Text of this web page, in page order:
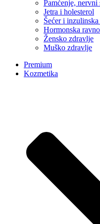
Pamćenje, nervni
Jetra i holesterol
Šećer i
Hormonska
Žensko zdravlje
Muško zdravlje
Premium
Kozmetika